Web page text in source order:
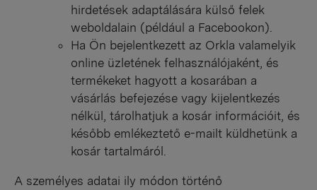
hirdetések adaptálására külső felek
weboldalain (például a Facebookon).
Ha Ön bejelentkezett az Orkla valamelyik
online üzletének felhasználójaként, és
termékeket hagyott a kosarában a
vásárlás befejezése vagy kijelentkezés
nélkül, tárolhatjuk a kosár információit, és
később emlékeztető e-mailt küldhetünk a
kosár tartalmáról.
A személyes adatai ily módon történő